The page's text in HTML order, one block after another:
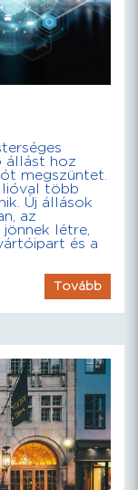
állást hoz
megszüntet.
több
Új állások
az
jönnek létre,
és a
Tovább